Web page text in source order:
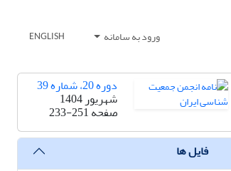
ورود به سامانه ENGLISH
دوره 20، شماره 39
شهریور 1404
صفحه233-251
فایل ها